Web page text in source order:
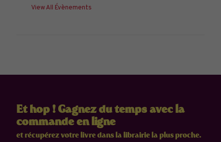
View All Évènements
Et hop ! Gagnez du temps avec la
commande en ligne
et récupérez votre livre dans la librairie la plus proche.